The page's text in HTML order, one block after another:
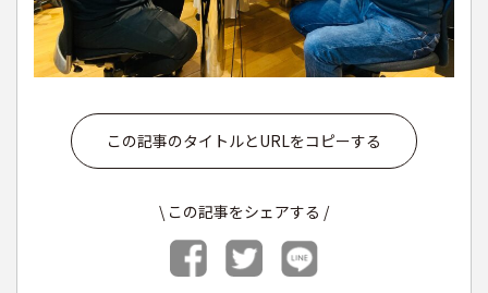
この記事のタイトルとURLをコピーする
\ この記事をシェアする /